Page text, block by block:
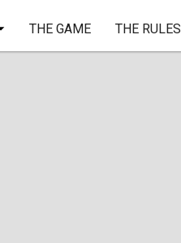
THE GAME THE RULES